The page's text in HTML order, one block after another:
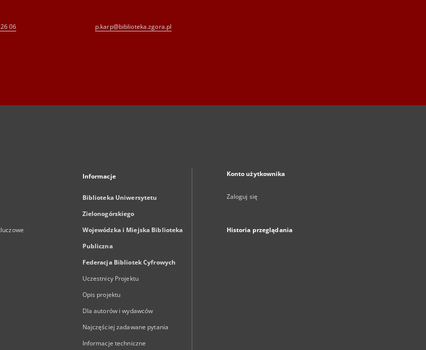
06 p.karp@biblioteka.zgora.pl
Informacje
Biblioteka Uniwersytetu
Zielonogórskiego
Wojewódzka i Miejska Biblioteka
Publiczna
Federacja Bibliotek Cyfrowych
Uczestnicy Projektu
Opis projektu
Dla autorów i wydawców
Najczęściej zadawane pytania
Informacje techniczne
Konto użytkownika
Zaloguj się
Historia przeglądania